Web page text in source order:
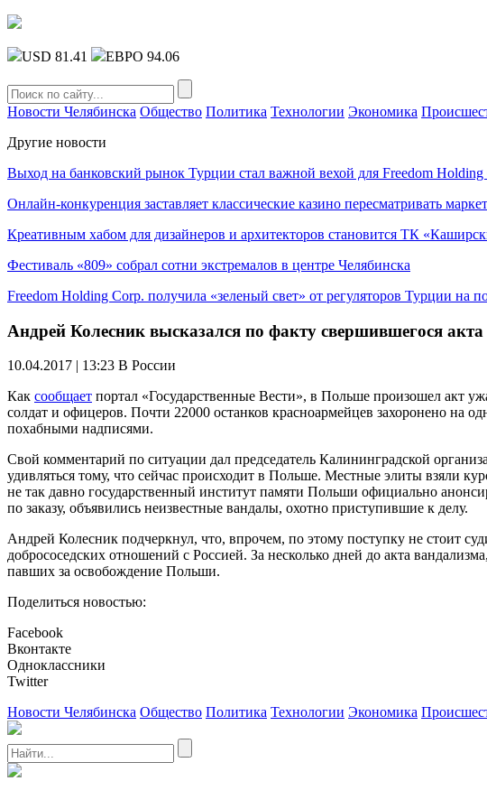
USD 81.41 ЕВРО 94.06
Новости Челябинска Общество Политика Технологии Экономика
Другие новости
Выход на банковский рынок Турции стал важной вехой для Freedom Holding
Онлайн-конкуренция заставляет классические казино пересматривать
Креативным хабом для дизайнеров и архитекторов становится ТК
Фестиваль «809» собрал сотни экстремалов в центре Челябинска
Freedom Holding Corp. получила «зеленый свет» от регуляторов Турции на
Андрей Колесник высказался по факту свершившегося
10.04.2017 | 13:23 В России
Как сообщает портал «Государственные Вести», в Польше произошел акт
солдат и офицеров. Почти 22000 останков красноармейцев захоронено
похабными надписями.
Свой комментарий по ситуации дал председатель Калининградской
удивляться тому, что сейчас происходит в Польше. Местные элиты взяли
не так давно государственный институт памяти Польши официально
по заказу, объявились неизвестные вандалы, охотно приступившие к делу.
Андрей Колесник подчеркнул, что, впрочем, по этому поступку не стоит
добрососедских отношений с Россией. За несколько дней до акта
павших за освобождение Польши.
Поделиться новостью:
Facebook
Вконтакте
Одноклассники
Twitter
Новости Челябинска Общество Политика Технологии Экономика